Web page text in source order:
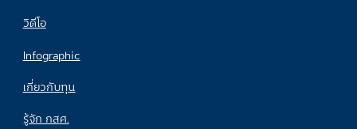
วิดีโอ
Infographic
เกี่ยวกับทุน
รู้จัก กสศ.